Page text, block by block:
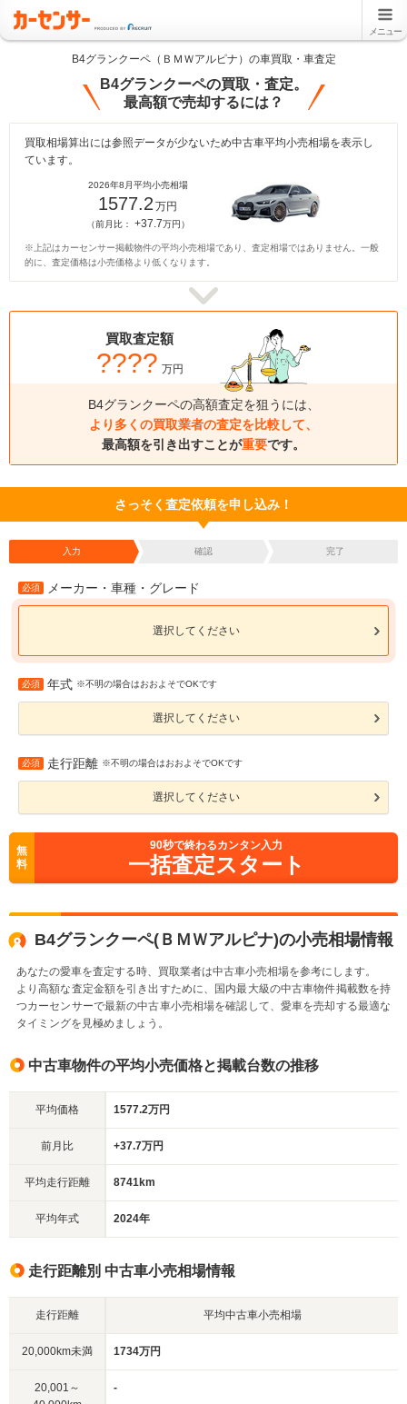
メニュー
B4グランクーペ（ＢＭＷアルピナ）の車買取・車査定
B4グランクーペの買取・査定。
最高額で売却するには？
買取相場算出には参照データが少ないため中古車平均小売相場を表示し
ています。
2026年8月平均小売相場
1577.2 万円
（前月比： +37.7万円）
※上記はカーセンサー掲載物件の平均小売相場であり、査定相場ではありません。一般
的に、査定価格は小売価格より低くなります。
買取査定額
???? 万円
B4グランクーペの高額査定を狙うには、
より多くの買取業者の査定を比較して、
最高額を引き出すことが重要です。
さっそく査定依頼を申し込み！
入力 確認 完了
必須 メーカー・車種・グレード
選択してください
必須 年式 ※不明の場合はおおよそでOKです
選択してください
必須 走行距離 ※不明の場合はおおよそでOKです
選択してください
無
料
90秒で終わるカンタン入力
一括査定スタート
B4グランクーペ(ＢＭＷアルピナ)の小売相場情報
あなたの愛車を査定する時、買取業者は中古車小売相場を参考にします。
より高額な査定金額を引き出すために、国内最大級の中古車物件掲載数を持
つカーセンサーで最新の中古車小売相場を確認して、愛車を売却する最適な
タイミングを見極めましょう。
中古車物件の平均小売価格と掲載台数の推移
平均価格 1577.2万円
前月比 +37.7万円
平均走行距離 8741km
平均年式 2024年
走行距離別 中古車小売相場情報
走行距離 平均中古車小売相場
20,000km未満 1734万円
20,001～
-